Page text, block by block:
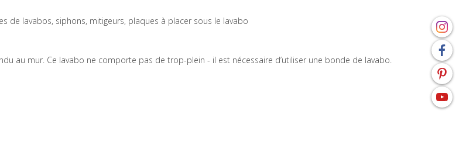
de lavabos, siphons, mitigeurs, plaques à placer sous le lavabo
au mur. Ce lavabo ne comporte pas de trop-plein - il est nécessaire d’utiliser une bonde de lavabo.